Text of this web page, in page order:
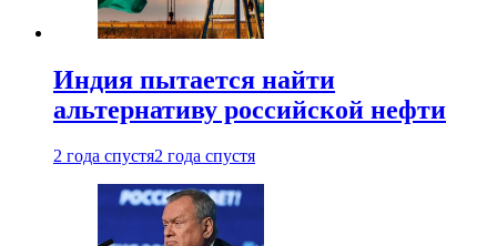
Индия пытается найти
альтернативу российской нефти
2 года спустя2 года спустя